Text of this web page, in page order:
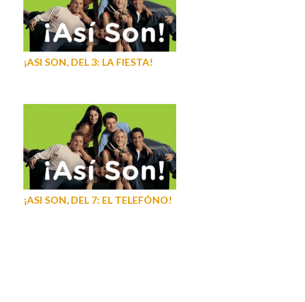
¡ASI SON, DEL 3: LA FIESTA!
¡ASI SON, DEL 7: EL TELEFÓNO!